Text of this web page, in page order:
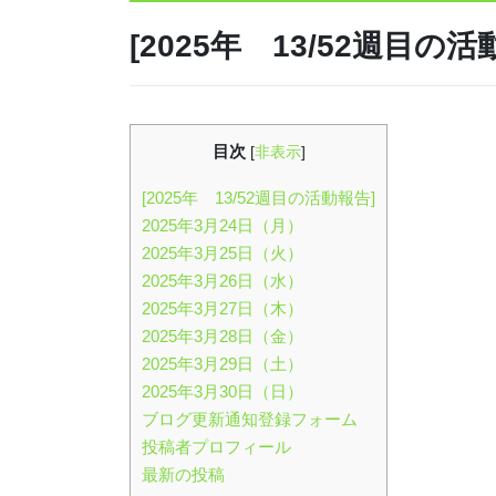
[2025年 13/52週目の活
目次 [非表示]
[2025年 13/52週目の活動報告]
2025年3月24日（月）
2025年3月25日（火）
2025年3月26日（水）
2025年3月27日（木）​
2025年3月28日（金）
2025年3月29日（土）
2025年3月30日（日）
ブログ更新通知登録フォーム
投稿者プロフィール
最新の投稿